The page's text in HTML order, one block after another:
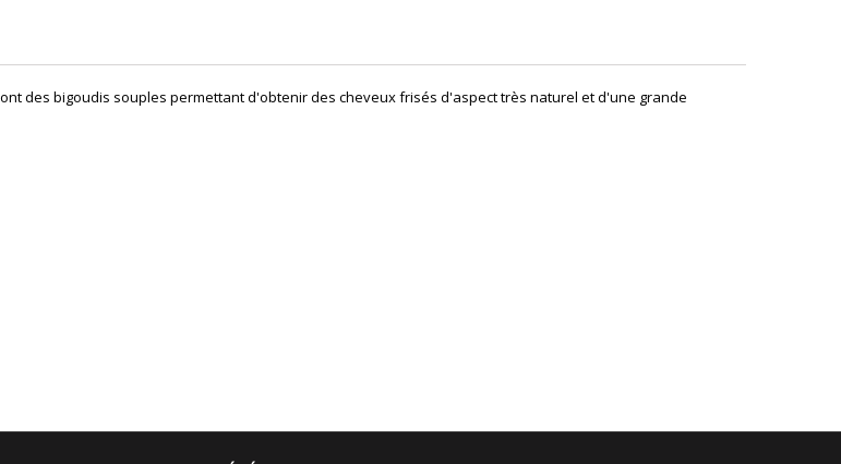
des bigoudis souples permettant d'obtenir des cheveux frisés d'aspect très naturel et d'une grande